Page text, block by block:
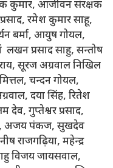
कुमार, आजीवन संरक्षक
रमेश कुमार साहू,
बर्मा, आयुष गोयल,
प्रसाद साहु, सन्तोष
सूरज अग्रवाल निखिल
चन्दन गोयल,
दया सिंह, रितेश
गुप्तेश्वर प्रसाद,
अजय पंकज, सुखदेव
राजगढ़िया, महेन्द्र
विजय जायसवाल,